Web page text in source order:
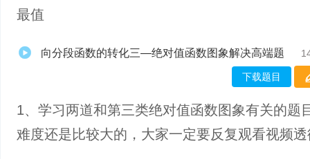
最值
向分段函数的转化三—绝对值函数图象解决高端题
下载题目
1、学习两道和第三类绝对值函数图象有关的题
难度还是比较大的，大家一定要反复观看视频